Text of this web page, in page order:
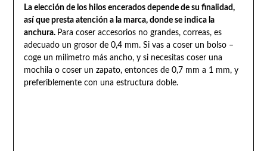
La elección de los hilos encerados depende de su finalidad,
así que presta atención a la marca, donde se indica la
anchura. Para coser accesorios no grandes, correas, es
adecuado un grosor de 0,4 mm. Si vas a coser un bolso –
coge un milímetro más ancho, y si necesitas coser una
mochila o coser un zapato, entonces de 0,7 mm a 1 mm, y
preferiblemente con una estructura doble.